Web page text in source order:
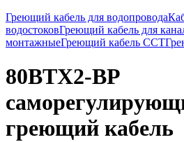
Греющий кабель для водопровода
водостоковГреющий кабель для
монтажныеГреющий кабель ССТ
80ВТХ2-ВР
греющий кабель